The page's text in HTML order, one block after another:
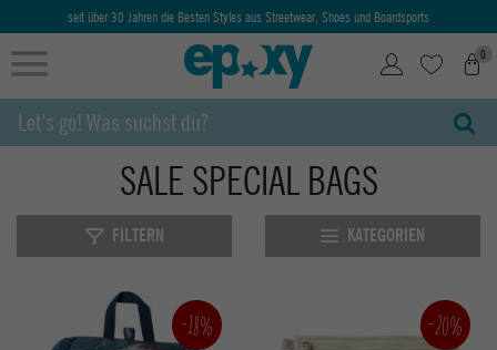
seit über 30 Jahren die Besten Styles aus Streetwear, Shoes und Boardsports
0
SALE SPECIAL BAGS
FILTERN KATEGORIEN
-18% -20%